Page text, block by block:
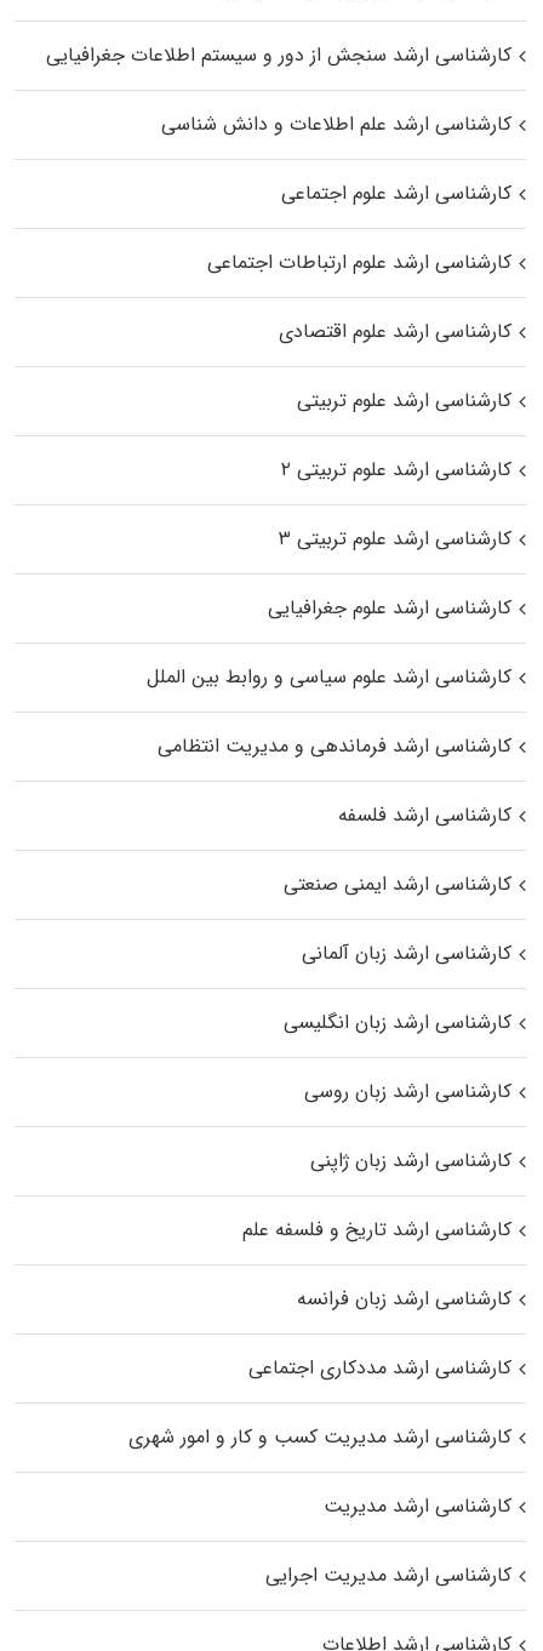
کارشناسی ارشد سنجش از دور و سیستم اطلاعات جغرافیایی
کارشناسی ارشد علم اطلاعات و دانش شناسی
کارشناسی ارشد علوم اجتماعی
کارشناسی ارشد علوم ارتباطات اجتماعی
کارشناسی ارشد علوم اقتصادی
کارشناسی ارشد علوم تربیتی
کارشناسی ارشد علوم تربیتی ۲
کارشناسی ارشد علوم تربیتی ۳
کارشناسی ارشد علوم جغرافیایی
کارشناسی ارشد علوم سیاسی و روابط بین الملل
کارشناسی ارشد فرماندهی و مدیریت انتظامی
کارشناسی ارشد فلسفه
کارشناسی ارشد ایمنی صنعتی
کارشناسی ارشد زبان آلمانی
کارشناسی ارشد زبان انگلیسی
کارشناسی ارشد زبان روسی
کارشناسی ارشد زبان ژاپنی
کارشناسی ارشد تاریخ و فلسفه علم
کارشناسی ارشد زبان فرانسه
کارشناسی ارشد مددکاری اجتماعی
کارشناسی ارشد مدیریت کسب و کار و امور شهری
کارشناسی ارشد مدیریت
کارشناسی ارشد مدیریت اجرایی
کارشناسی ارشد اطلاعات